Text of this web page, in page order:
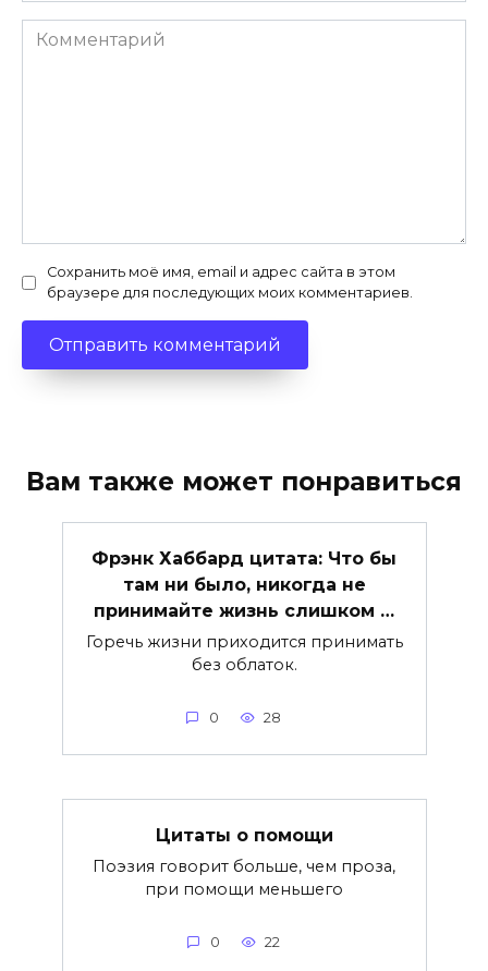
Комментарий
Сохранить моё имя, email и адрес сайта в этом
браузере для последующих моих комментариев.
Вам также может понравиться
Фрэнк Хаббард цитата: Что бы
там ни было, никогда не
принимайте жизнь слишком …
Горечь жизни приходится принимать
без облаток.
0 28
Цитаты о помощи
Поэзия говорит больше, чем проза,
при помощи меньшего
0 22